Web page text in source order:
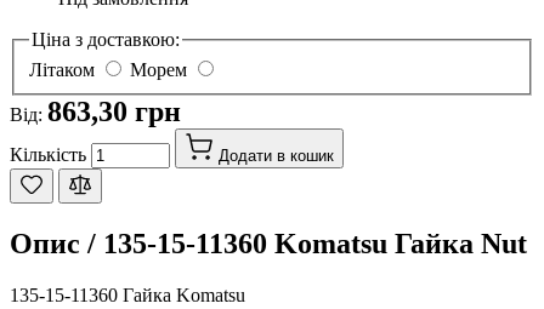
Ціна з доставкою:
Літаком
Морем
Від: 863,30 грн
Кількість Додати в кошик
Опис / 135-15-11360 Komatsu Гайка Nut
135-15-11360 Гайка Komatsu